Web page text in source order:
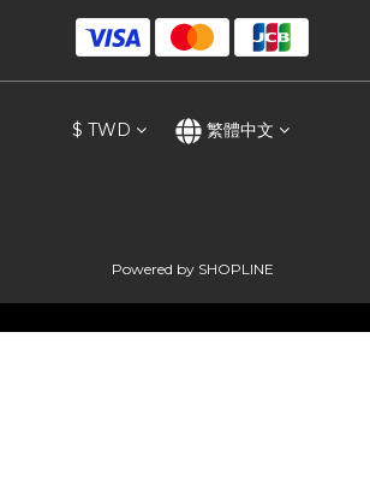
$ TWD 繁體中文
Powered by SHOPLINE